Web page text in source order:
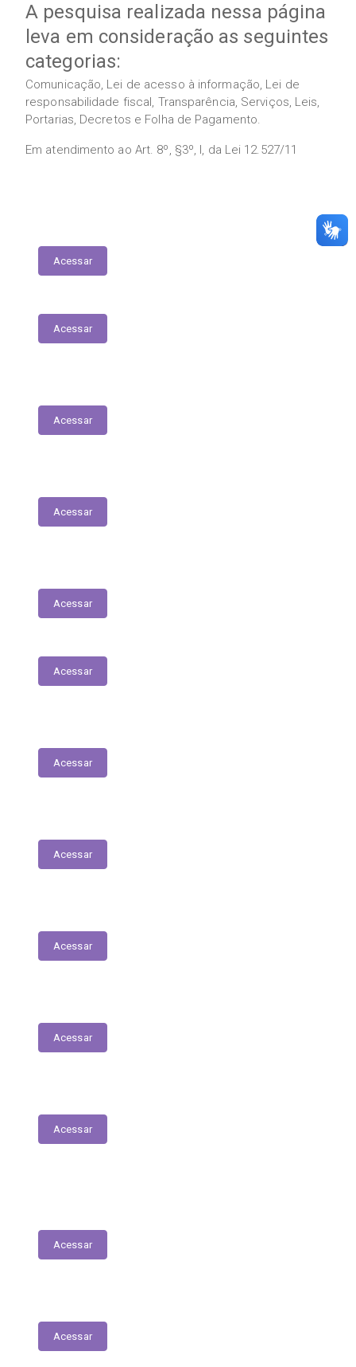
A pesquisa realizada nessa página
leva em consideração as seguintes
categorias:
Comunicação, Lei de acesso à informação, Lei de
responsabilidade fiscal, Transparência, Serviços, Leis,
Portarias, Decretos e Folha de Pagamento.
Em atendimento ao Art. 8º, §3º, I, da Lei 12.527/11
Acessar
Acessar
Acessar
Acessar
Acessar
Acessar
Acessar
Acessar
Acessar
Acessar
Acessar
Acessar
Acessar